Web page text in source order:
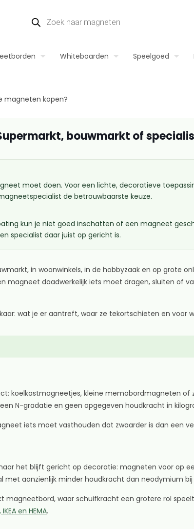
Whiteboarden Speelgoed
magneten kopen?
bouwmarkt of
moet doen. Voor een lichte, decoratieve
de betrouwbaarste keuze.
kun je niet goed inschatten of een magneet
specialist daar juist op gericht is.
in woonwinkels, in de hobbyzaak en op grote
magneet daadwerkelijk iets moet dragen, sluiten of
wat je er aantreft, waar ze tekortschieten en voor
koelkastmagneetjes, kleine memobordmagneten of
N-gradatie en geen opgegeven houdkracht in
iets moet vasthouden dat zwaarder is dan een
het blijft gericht op decoratie: magneten voor op
aanzienlijk minder houdkracht dan neodymium
magneetbord, waar schuifkracht een grotere rol
en HEMA.